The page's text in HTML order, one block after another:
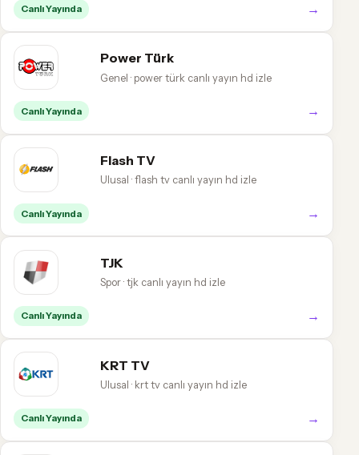
Canlı Yayında →
Power Türk
Genel · power türk canlı yayın hd izle
Canlı Yayında →
Flash TV
Ulusal · flash tv canlı yayın hd izle
Canlı Yayında →
TJK
Spor · tjk canlı yayın hd izle
Canlı Yayında →
KRT TV
Ulusal · krt tv canlı yayın hd izle
Canlı Yayında →